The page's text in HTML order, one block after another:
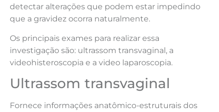
detectar alterações que podem estar impedindo
que a gravidez ocorra naturalmente.
Os principais exames para realizar essa
investigação são: ultrassom transvaginal, a
videohisteroscopia e a video laparoscopia.
Ultrassom transvaginal
Fornece informações anatômico-estruturais dos